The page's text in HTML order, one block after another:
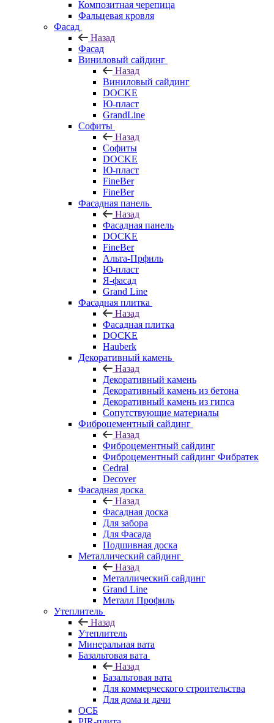
Композитная черепица
Фальцевая кровля
Фасад
Назад
Фасад
Виниловый сайдинг
Назад
Виниловый сайдинг
DOCKE
Ю-пласт
GrandLine
Софиты
Назад
Софиты
DOCKE
Ю-пласт
FineBer
FineBer
Фасадная панель
Назад
Фасадная панель
DOCKE
FineBer
Альта-Прфиль
Ю-пласт
Я-фасад
Grand Line
Фасадная плитка
Назад
Фасадная плитка
DOCKE
Hauberk
Декоративный камень
Назад
Декоративный камень
Декоративный камень из бетона
Декоративный камень из гипса
Сопутствующие материалы
Фиброцементный сайдинг
Назад
Фиброцементный сайдинг
Фиброцементный сайдинг Фибратек
Cedral
Decover
Фасадная доска
Назад
Фасадная доска
Для забора
Для Фасада
Подшивная доска
Металлический сайдинг
Назад
Металлический сайдинг
Grand Line
Металл Профиль
Утеплитель
Назад
Утеплитель
Минеральная вата
Базальтовая вата
Назад
Базальтовая вата
Для коммерческого строительства
Для дома и дачи
ОСБ